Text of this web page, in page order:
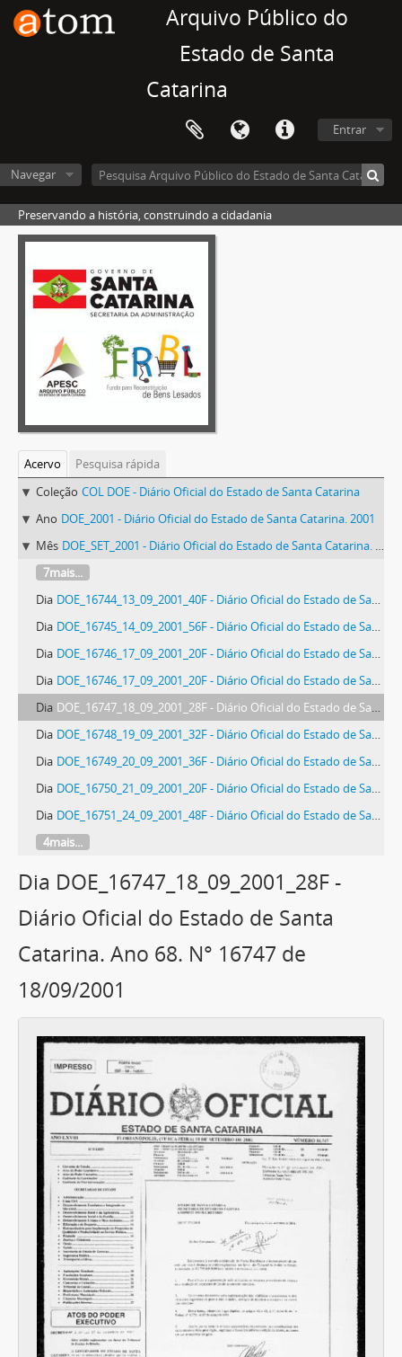
Arquivo Público do
Estado de Santa
Catarina
Entrar
Navegar
Preservando a história, construindo a cidadania
Acervo
Pesquisa rápida
Coleção COL DOE - Diário Oficial do Estado de Santa Catarina
Ano DOE_2001 - Diário Oficial do Estado de Santa Catarina. 2001
Mês DOE_SET_2001 - Diário Oficial do Estado de Santa Catarina. Setembro de 2001
7mais...
Dia DOE_16744_13_09_2001_40F - Diário Oficial do Estado de Santa Catarina. Ano 68. N° 16744 de 13/09/2001
Dia DOE_16745_14_09_2001_56F - Diário Oficial do Estado de Santa Catarina. Ano 68. N° 16745 de 14/09/2001
Dia DOE_16746_17_09_2001_20F - Diário Oficial do Estado de Santa Catarina. Ano 68. N° 16746 de 17/09/2001
Dia DOE_16746_17_09_2001_20F - Diário Oficial do Estado de Santa Catarina. Ano 68. N° 16746 de 17/09/2001
Dia DOE_16747_18_09_2001_28F - Diário Oficial do Estado de Santa Catarina. Ano 68. N° 16747 de 18/09/2001
Dia DOE_16748_19_09_2001_32F - Diário Oficial do Estado de Santa Catarina. Ano 68. N° 16748 de 19/09/2001
Dia DOE_16749_20_09_2001_36F - Diário Oficial do Estado de Santa Catarina. Ano 68. N° 16749 de 20/09/2001
Dia DOE_16750_21_09_2001_20F - Diário Oficial do Estado de Santa Catarina. Ano 68. N° 16750 de 21/09/2001
Dia DOE_16751_24_09_2001_48F - Diário Oficial do Estado de Santa Catarina. Ano 68. N° 16751 de 24/09/2001
4mais...
Dia DOE_16747_18_09_2001_28F -
Diário Oficial do Estado de Santa
Catarina. Ano 68. N° 16747 de
18/09/2001